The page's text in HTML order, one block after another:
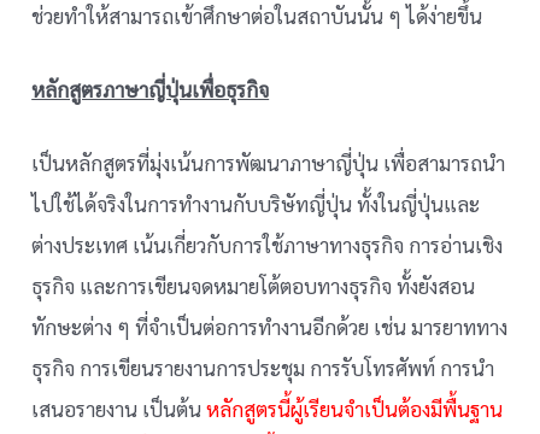
ช่วยทำให้สามารถเข้าศึกษาต่อในสถาบันนั้น ๆ ได้ง่ายขึ้น
หลักสูตรภาษาญี่ปุ่นเพื่อธุรกิจ
เป็นหลักสูตรที่มุ่งเน้นการพัฒนาภาษาญี่ปุ่น เพื่อสามารถนำ
ไปใช้ได้จริงในการทำงานกับบริษัทญี่ปุ่น ทั้งในญี่ปุ่นและ
ต่างประเทศ เน้นเกี่ยวกับการใช้ภาษาทางธุรกิจ การอ่านเชิง
ธุรกิจ และการเขียนจดหมายโต้ตอบทางธุรกิจ ทั้งยังสอน
ทักษะต่าง ๆ ที่จำเป็นต่อการทำงานอีกด้วย เช่น มารยาททาง
ธุรกิจ การเขียนรายงานการประชุม การรับโทรศัพท์ การนำ
เสนอรายงาน เป็นต้นหลักสูตรนี้ผู้เรียนจำเป็นต้องมีพื้นฐาน